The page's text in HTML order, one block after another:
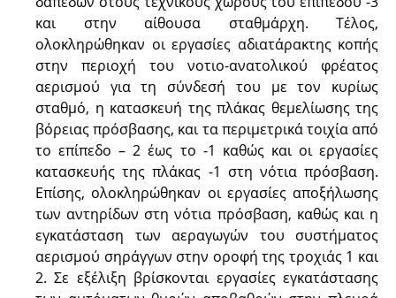
και στην αίθουσα σταθμάρχη. Τέλος,
ολοκληρώθηκαν οι εργασίες αδιατάρακτης κοπής
στην περιοχή του νοτιο-ανατολικού φρέατος
αερισμού για τη σύνδεσή του με τον κυρίως
σταθμό, η κατασκευή της πλάκας θεμελίωσης της
βόρειας πρόσβασης, και τα περιμετρικά τοιχία από
το επίπεδο – 2 έως το -1 καθώς και οι εργασίες
κατασκευής της πλάκας -1 στη νότια πρόσβαση.
Επίσης, ολοκληρώθηκαν οι εργασίες αποξήλωσης
των αντηρίδων στη νότια πρόσβαση, καθώς και η
εγκατάσταση των αεραγωγών του συστήματος
αερισμού σηράγγων στην οροφή της τροχιάς 1 και
2. Σε εξέλιξη βρίσκονται εργασίες εγκατάστασης